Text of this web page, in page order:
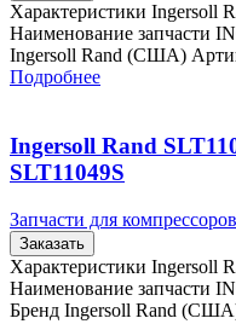
Характеристики Ingersoll
Наименование запчасти
Ingersoll Rand (США)
Подробнее
Ingersoll Rand
SLT11049S
Запчасти для компрессоров
Заказать
Характеристики Ingersoll
Наименование запчасти
Бренд Ingersoll Rand